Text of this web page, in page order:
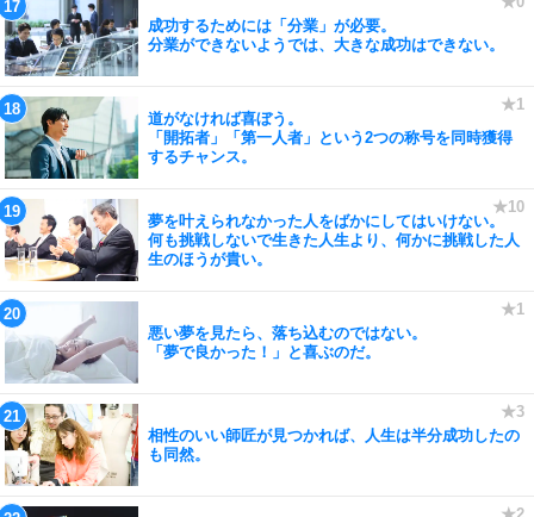
成功するためには「分業」が必要。
分業ができないようでは、大きな成功はできない。
道がなければ喜ぼう。
「開拓者」「第一人者」という2つの称号を同時獲得
するチャンス。
夢を叶えられなかった人をばかにしてはいけない。
何も挑戦しないで生きた人生より、何かに挑戦した人
生のほうが貴い。
悪い夢を見たら、落ち込むのではない。
「夢で良かった！」と喜ぶのだ。
相性のいい師匠が見つかれば、人生は半分成功したの
も同然。